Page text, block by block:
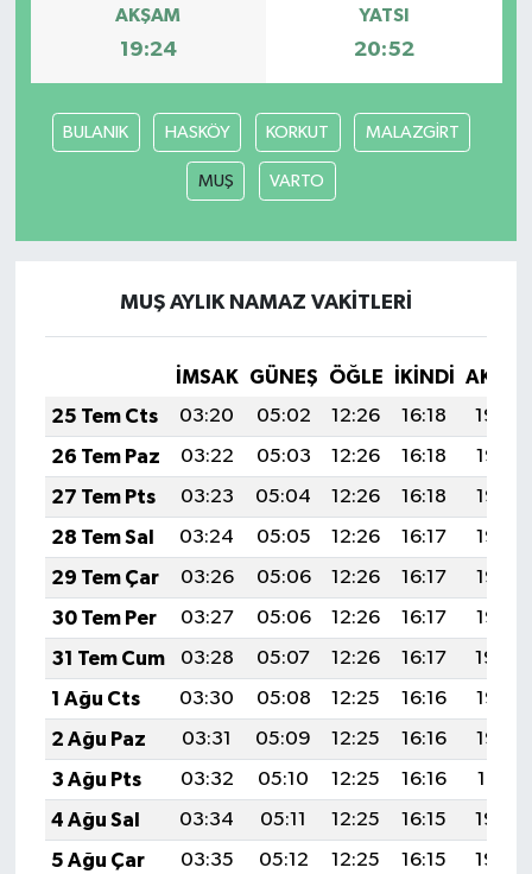
AKŞAM
19:24
YATSI
20:52
BULANIK HASKÖY KORKUT MALAZGİRT
MUŞ VARTO
MUŞ AYLIK NAMAZ VAKITLERI
İMSAK GÜNEŞ ÖĞLE İKINDI
25 Tem Cts
03:20 05:02 12:26 16:18
19:39
26 Tem Paz
03:22 05:03 12:26 16:18
19:38
27 Tem Pts
03:23 05:04 12:26 16:18
19:37
28 Tem Sal
03:24 05:05 12:26 16:17
19:37
29 Tem Çar
03:26 05:06 12:26 16:17
19:36
30 Tem Per
03:27 05:06 12:26 16:17
19:35
31 Tem Cum
03:28 05:07 12:26 16:17
19:34
1 Ağu Cts
03:30 05:08 12:25 16:16
19:33
2 Ağu Paz
03:31 05:09 12:25 16:16
19:32
3 Ağu Pts
03:32 05:10 12:25 16:16
19:31
4 Ağu Sal
03:34 05:11 12:25 16:15
19:30
5 Ağu Çar
03:35 05:12 12:25 16:15
19:29